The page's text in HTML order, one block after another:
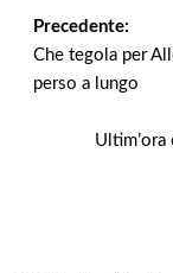
articolo
Precedente:
Che tegola per
perso a lungo